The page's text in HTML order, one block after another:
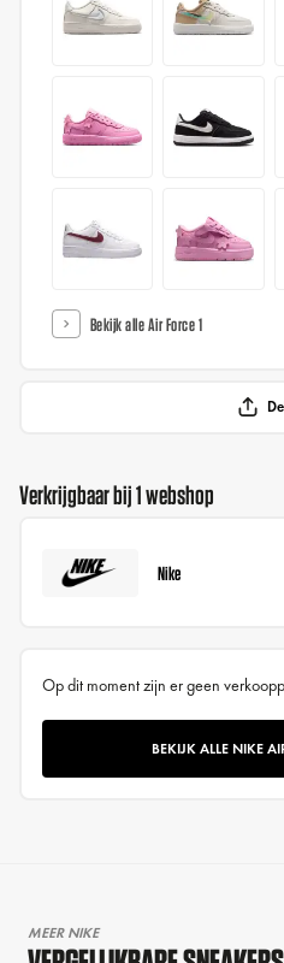
Bekijk alle Air Force 1
Verkrijgbaar bij 1 webshop
Nike
Op dit moment zijn er geen
BEKIJK ALLE NIKE
MEER NIKE